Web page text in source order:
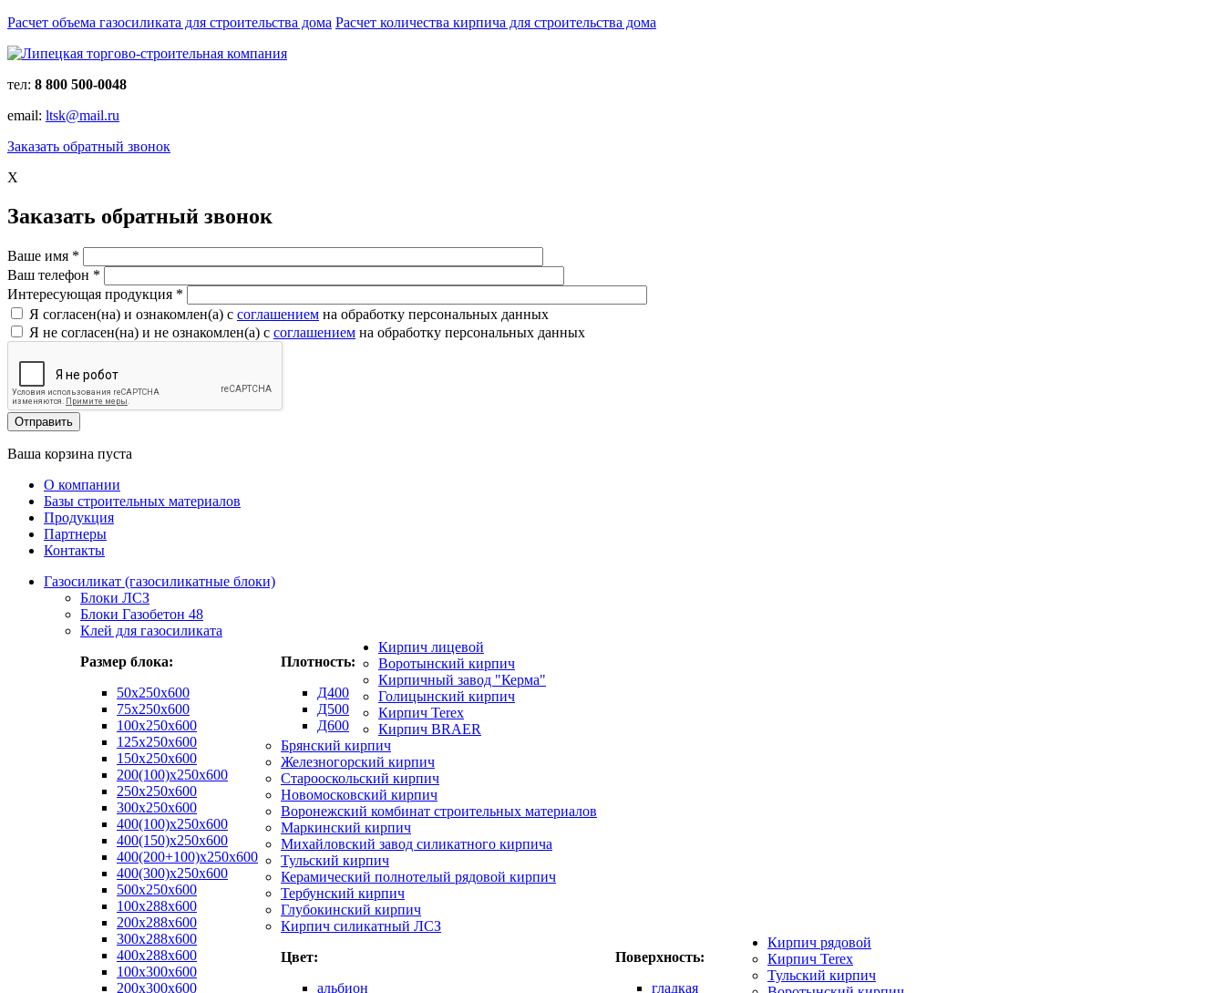
Расчет объема газосиликата для строительства дома Расчет количества кирпича для строительства дома
тел: 8 800 500-0048
email: ltsk@mail.ru
Заказать обратный звонок
X
Заказать обратный звонок
Ваше имя *
Ваш телефон *
Интересующая продукция *
Я согласен(на) и ознакомлен(a) с соглашением на обработку персональных данных
Я не согласен(на) и не ознакомлен(a) с соглашением на обработку персональных данных
Ваша корзина пуста
О компании
Базы строительных материалов
Продукция
Партнеры
Контакты
Газосиликат (газосиликатные блоки)
Блоки ЛСЗ
Блоки Газобетон 48
Клей для газосиликата
Размер блока:
50х250х600
75x250x600
100x250x600
125x250x600
150x250x600
200(100)x250x600
250x250x600
300x250x600
400(100)x250x600
400(150)x250x600
400(200+100)x250x600
400(300)x250x600
500x250x600
100x288x600
200x288x600
300x288x600
400x288x600
100х300х600
200х300х600
Плотность:
Д400
Д500
Д600
Кирпич лицевой
Воротынский кирпич
Кирпичный завод "Керма"
Голицынский кирпич
Кирпич Terex
Кирпич BRAER
Брянский кирпич
Железногорский кирпич
Старооскольский кирпич
Новомосковский кирпич
Воронежский комбинат строительных материалов
Маркинский кирпич
Михайловский завод силикатного кирпича
Тульский кирпич
Керамический полнотелый рядовой кирпич
Тербунский кирпич
Глубокинский кирпич
Кирпич силикатный ЛСЗ
Цвет:
альбион
Поверхность:
гладкая
Кирпич рядовой
Кирпич Terex
Тульский кирпич